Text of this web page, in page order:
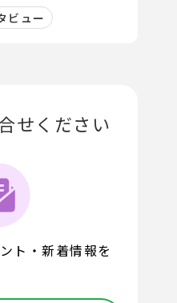
ビュー
せください
ト・新着情報を